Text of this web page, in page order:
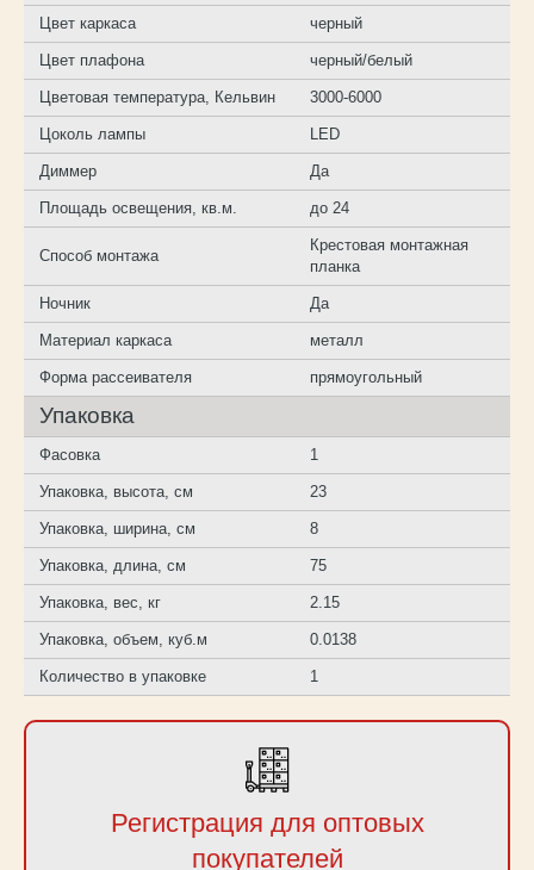
Цвет каркаса черный
Цвет плафона черный/белый
Цветовая температура, Кельвин 3000-6000
Цоколь лампы LED
Диммер Да
Площадь освещения, кв.м. до 24
Способ монтажа
Крестовая монтажная
планка
Ночник Да
Материал каркаса металл
Форма рассеивателя прямоугольный
Упаковка
Фасовка 1
Упаковка, высота, см 23
Упаковка, ширина, см 8
Упаковка, длина, см 75
Упаковка, вес, кг 2.15
Упаковка, объем, куб.м 0.0138
Количество в упаковке 1
Регистрация для оптовых
покупателей